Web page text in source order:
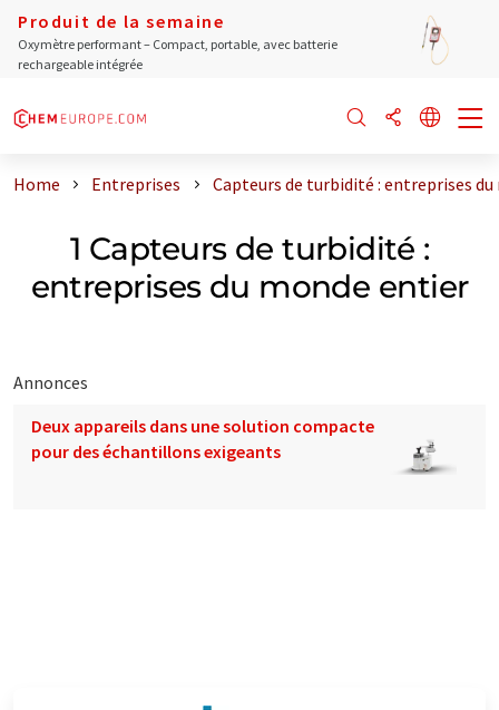
Produit de la semaine
Oxymètre performant – Compact, portable, avec batterie
rechargeable intégrée
Home Entreprises Capteurs de turbidité : entreprises
1 Capteurs de turbidité :
entreprises du monde entier
Annonces
Deux appareils dans une solution compacte
pour des échantillons exigeants